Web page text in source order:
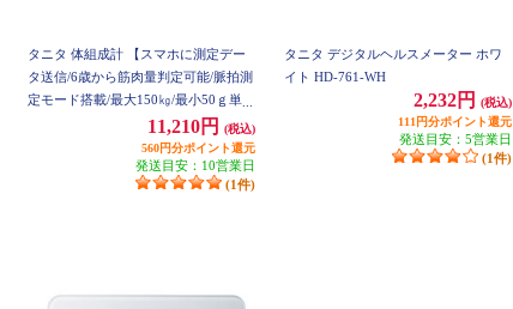
タニタ 体組成計 【スマホに測定デー
タ送信/6歳から筋肉量判定可能/脈拍測
定モード搭載/最大150㎏/最小50ｇ単
位】 ホワイト BC333LWH11,210円
(税込)
560円分ポイント還元
発送目安：10営業日
(1件)
タニタ デジタルヘルスメーター ホワ
イト HD-761-WH
2,232円
(税込)
111円分ポイント還元
発送目安：5営業日
(1件)